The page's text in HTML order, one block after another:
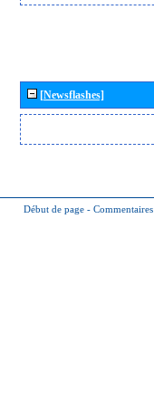
[Newsflashes]
Début de page - Commentaires